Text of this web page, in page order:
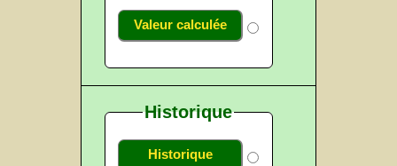
Valeur calculée
Historique
Historique